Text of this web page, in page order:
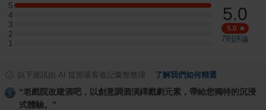
5
5 星：1 則評論
4
4 星：0 則評論
3
3 星：0 則評論
2
2 星：0 則評論
1
1 星：0 則評論
5.0
5.0
7則評論
以下資訊由 AI 從部落客食記彙整整理 了解我們如何精選
“老戲院改建酒吧，以創意調酒演繹戲劇元素，帶給您獨特的沉浸
式體驗。 ”